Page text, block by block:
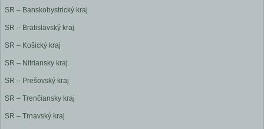
SR – Banskobystrický kraj
SR – Bratislavský kraj
SR – Košický kraj
SR – Nitriansky kraj
SR – Prešovský kraj
SR – Trenčiansky kraj
SR – Trnavský kraj